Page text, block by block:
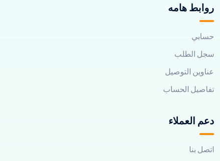
روابط هامه
حسابي
سجل الطلب
عناوين التوصيل
تفاصيل الحساب
دعم العملاء
اتصل بنا